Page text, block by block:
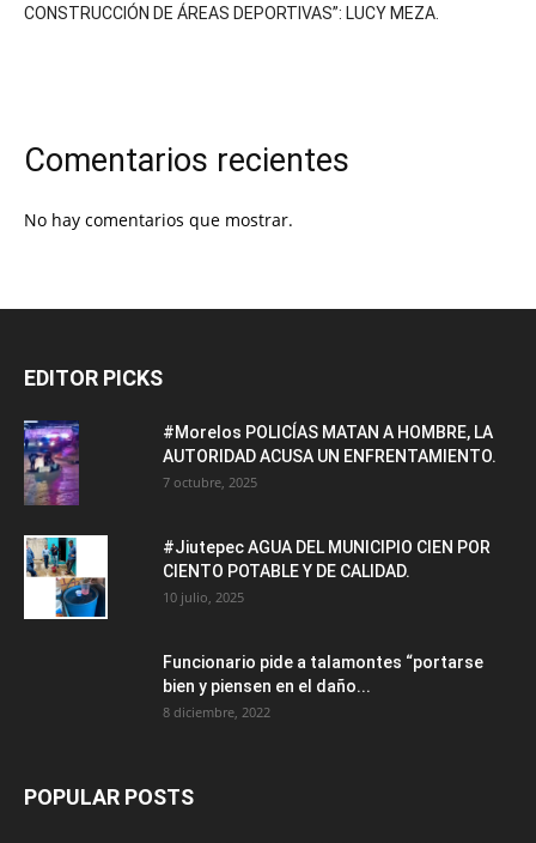
CONSTRUCCIÓN DE ÁREAS DEPORTIVAS”: LUCY MEZA.
Comentarios recientes
No hay comentarios que mostrar.
EDITOR PICKS
#Morelos POLICÍAS MATAN A HOMBRE, LA
AUTORIDAD ACUSA UN ENFRENTAMIENTO.
7 octubre, 2025
#Jiutepec AGUA DEL MUNICIPIO CIEN POR
CIENTO POTABLE Y DE CALIDAD.
10 julio, 2025
Funcionario pide a talamontes “portarse
bien y piensen en el daño...
8 diciembre, 2022
POPULAR POSTS